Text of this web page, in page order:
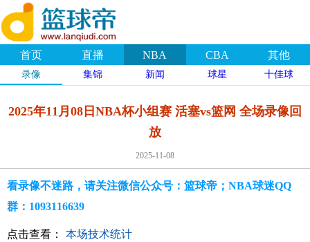
首页 直播 NBA CBA 其他
录像 集锦 新闻 球星 十佳球
2025年11月08日NBA杯小组赛 活塞vs篮网 全场录像回
放
2025-11-08
看录像不迷路，请关注微信公众号：篮球帝；NBA球迷QQ
群：1093116639
点击查看： 本场技术统计